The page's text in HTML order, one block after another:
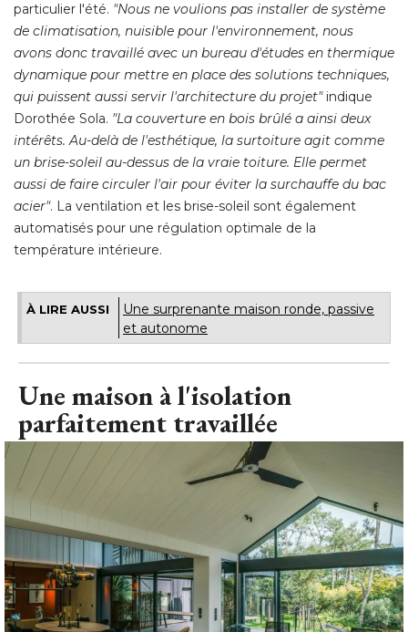
particulier l'été. "Nous ne voulions pas installer de système
de climatisation, nuisible pour l'environnement, nous
avons donc travaillé avec un bureau d'études en thermique
dynamique pour mettre en place des solutions techniques,
qui puissent aussi servir l'architecture du projet"indique
Dorothée Sola. "La couverture en bois brûlé a ainsi deux
intérêts. Au-delà de l'esthétique, la surtoiture agit comme
un brise-soleil au-dessus de la vraie toiture. Elle permet
aussi de faire circuler l'air pour éviter la surchauffe du bac
acier". La ventilation et les brise-soleil sont également
automatisés pour une régulation optimale de la
température intérieure.
À LIRE AUSSI
Une surprenante maison ronde, passive
et autonome
Une maison à l'isolation
parfaitement travaillée